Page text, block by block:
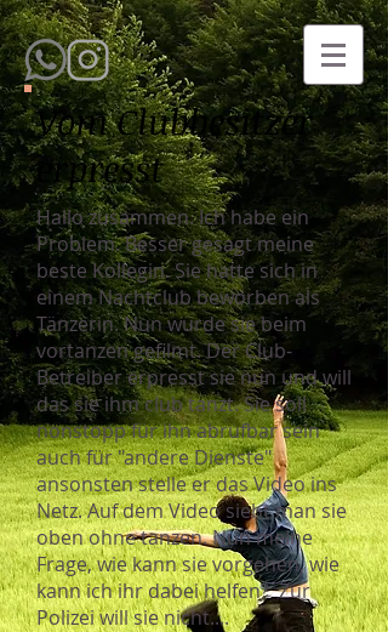
Vom Clubbesitzer
erpresst
Hallo zusammen. Ich habe ein
Problem. Besser gesagt meine
beste Kollegin. Sie hatte sich in
einem Nachtclub beworben als
Tänzerin. Nun wurde sie beim
vortanzen gefilmt. Der Club-
Betreiber erpresst sie nun und will
das sie ihm club tanzt. Sie soll
nonstopp für ihn abrufbar sein
auch für "andere Dienste"
ansonsten stelle er das Video ins
Netz. Auf dem Video sieht man sie
oben ohne tanzen. Nun meine
Frage, wie kann sie vorgehen, wie
kann ich ihr dabei helfen? Zur
Polizei will sie nicht....